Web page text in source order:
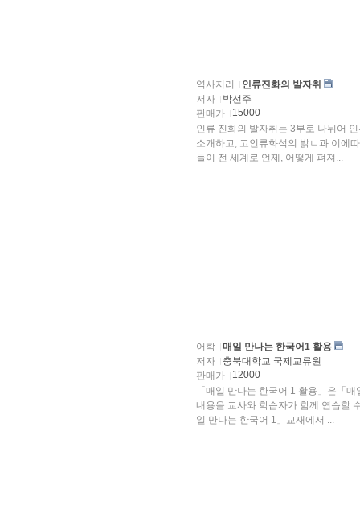
역사지리
인류진화의 발자취
저자
박선주
판매가
15000
인류 진화의 발자취는 3부로 나뉘어
소개하고, 고인류화석의 밝ㄴ과 이에
들이 전 세계로 언제, 어떻게 펴져...
어학
매일 만나는 한국어1 활용
저자
충북대학교 국제교류원
판매가
12000
「매일 만나는 한국어 1 활용」은「
내용을 교사와 학습자가 함께 연습할 수 있도록 만들었습니
일 만나는 한국어 1」교재에서 ...